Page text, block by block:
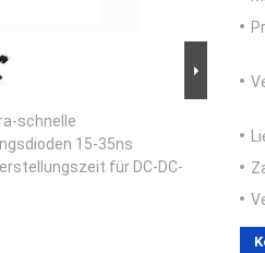
schnelle
15-35ns
für DC-DC-